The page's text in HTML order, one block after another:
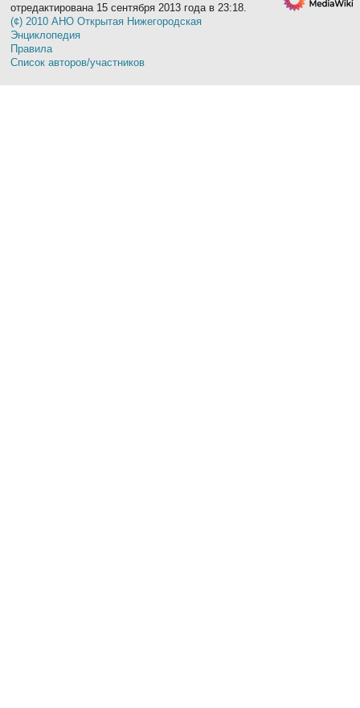
отредактирована 15 сентября 2013 года в 23:18.
(¢) 2010 АНО Открытая Нижегородская
Энциклопедия
Правила
Список авторов/участников